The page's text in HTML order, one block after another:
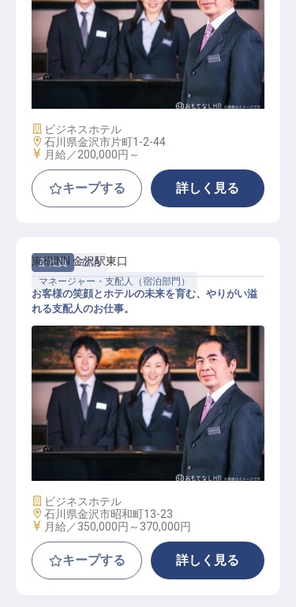
フロントスタッフ
施設業態
ビジネスホテル
勤務地
石川県金沢市片町1-2-44
給与
月給／200,000円～
キープする 詳しく見る
正社員
宿泊
マネージャー・支配人（宿泊部門）
ホテル支配人
東横INN 金沢駅東口
お客様の笑顔とホテルの未来を育む、やりがい溢
れる支配人のお仕事。
施設業態
ビジネスホテル
勤務地
石川県金沢市昭和町13-23
給与
月給／350,000円～ 370,000円
キープする 詳しく見る